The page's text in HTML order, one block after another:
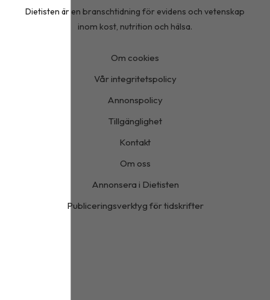
Dietisten är en branschtidning för evidens och vetenskap
inom kost, nutrition och hälsa.
Om cookies
Vår integritetspolicy
Annonspolicy
Tillgänglighet
Kontakt
Om oss
Annonsera i Dietisten
Publiceringsverktyg för tidskrifter